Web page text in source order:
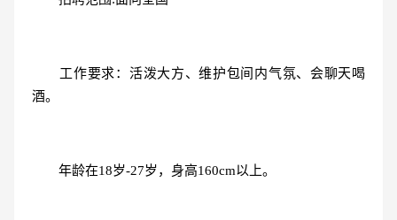
工作要求：活泼大方、维护包间内气氛、会聊天喝
酒。
年龄在18岁-27岁，身高160cm以上。